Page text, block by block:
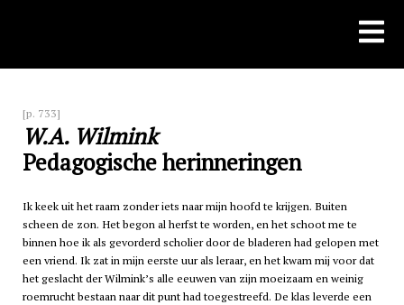
[p. 733]
W.A. Wilmink
Pedagogische herinneringen
Ik keek uit het raam zonder iets naar mijn hoofd te krijgen. Buiten
scheen de zon. Het begon al herfst te worden, en het schoot me te
binnen hoe ik als gevorderd scholier door de bladeren had gelopen met
een vriend. Ik zat in mijn eerste uur als leraar, en het kwam mij voor dat
het geslacht der Wilmink’s alle eeuwen van zijn moeizaam en weinig
roemrucht bestaan naar dit punt had toegestreefd. De klas leverde een